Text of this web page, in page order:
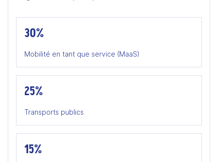
30%
Mobilité en tant que service (MaaS)
25%
Transports publics
15%